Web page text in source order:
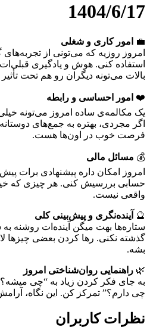
1404/6/17
💼
امور کاری و شغلی
امروز روزیه که می‌تونی از
استفاده کنی. هوش و یادگیری
بالات می‌تونه دیگران رو هم تحت تأثیر
❤️ امور احساسی و رابطه
یک مکالمه‌ی ساده امروز می‌تونه
اگر مجردی، بهتره به جمع‌های
فرصت خوب در اون‌ها هست.
💰 مسائل مالی
امروز امکان داره پیشنهادی برات پیش
حسابی بررسیش کنی. هر چیزی که
واقعی نیست.
🔮 آینده‌نگری و پیش‌بینی کلی
ستاره‌ها بهت میگن آینده‌ات روشنه
گذشته نکنی. رها کردن بعضی چیزها
بشه.
🌿 راهنمایی روان‌شناختی امروز
به جای فکر کردن زیاد به “چی
چی دارم؟” تمرکز کن. این نگاه،
نظرات کاربران